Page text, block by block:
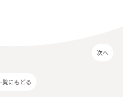
覧にもどる
次へ